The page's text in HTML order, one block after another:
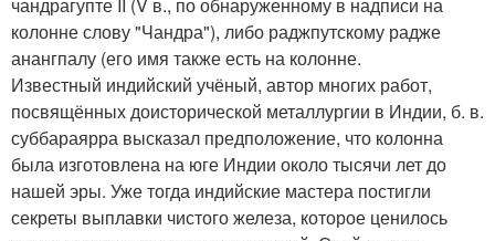
колонне слову "Чандра"), либо раджпутскому радже
анангпалу (его имя также есть на колонне.
Известный индийский учёный, автор многих работ,
посвящённых доисторической металлургии в Индии, б. в.
суббараярра высказал предположение, что колонна
была изготовлена на юге Индии около тысячи лет до
нашей эры. Уже тогда индийские мастера постигли
секреты выплавки чистого железа, которое ценилось